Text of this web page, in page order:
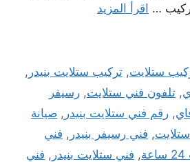
… اقرأ المزيد
ستلايت,تركيب ستلايت بنيدر ,
, تلفون فني ستلايت, رسيفر
, رقم فني ستلايت بنيدر , صيانة
, فني رسيفر بنيدر , فني
, فني ستلايت بنيدر , فني